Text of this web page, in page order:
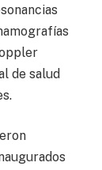
de salud